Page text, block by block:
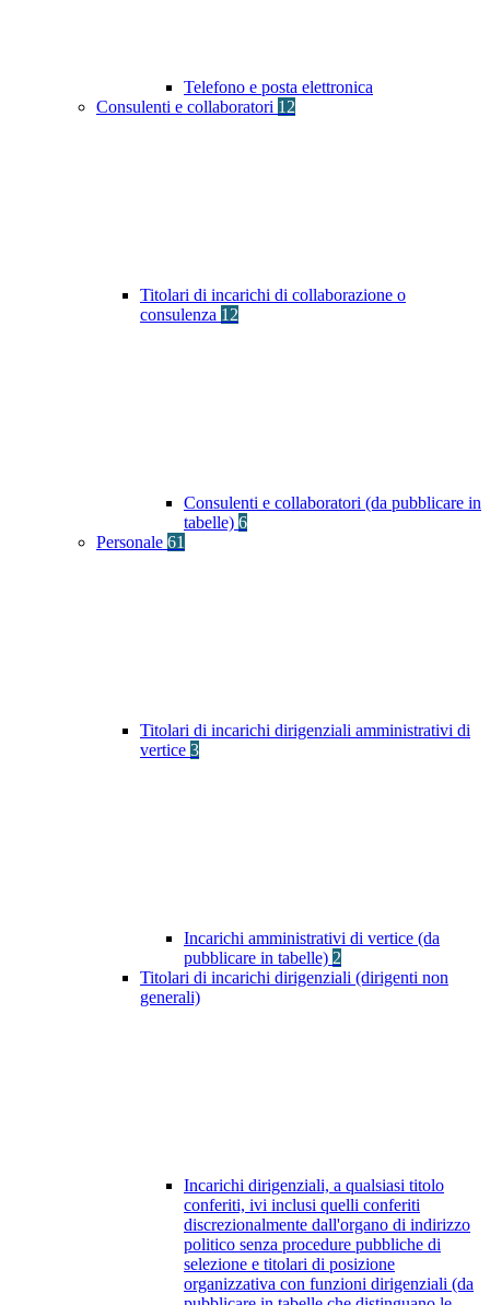
Telefono e posta elettronica
Consulenti e collaboratori 12
Titolari di incarichi di collaborazione o
consulenza 12
Consulenti e collaboratori (da pubblicare in
tabelle) 6
Personale 61
Titolari di incarichi dirigenziali amministrativi di
vertice 3
Incarichi amministrativi di vertice (da
pubblicare in tabelle) 2
Titolari di incarichi dirigenziali (dirigenti non
generali)
Incarichi dirigenziali, a qualsiasi titolo
conferiti, ivi inclusi quelli conferiti
discrezionalmente dall'organo di indirizzo
politico senza procedure pubbliche di
selezione e titolari di posizione
organizzativa con funzioni dirigenziali (da